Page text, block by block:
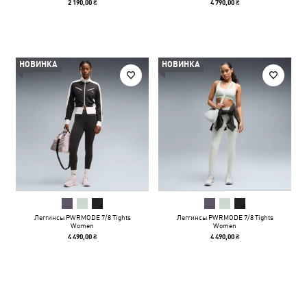
2 190,00 ₴ 4 790,00 ₴
НОВИНКА
Леггинсы PWRMODE 7/8 Tights
Women
4 490,00 ₴
НОВИНКА
Леггинсы PWRMODE 7/8 Tights
Women
4 490,00 ₴